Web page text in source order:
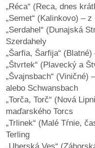
„Réca“ (Reca, dnes
„Semet“ (Kalinkovo) –
„Serdahel“ (Dunajská
Szerdahely
„Šarfia, Šarfija“
„Štvrtek“ (Plavecký a
„Švajnsbach“ (Viničné)
alebo Schwansbach
„Torča, Torč“ (Nová
maďarského Torcs
„Trlinek“ (Malé Tŕnie,
Terling